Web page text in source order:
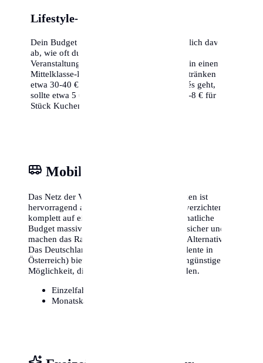
Lifestyle-Optionen
Dein Budget in Saarbrücken hängt maßgeblich davon
ab, wie oft du auswärts isst oder kulturelle
Veranstaltungen besuchst. Ein Abendessen in einem
Mittelklasse-Restaurant kostet inklusive Getränken
etwa 30-40 € pro Person. Wer gerne in Cafés geht,
sollte etwa 5 € für einen Cappuccino und 6-8 € für ein
Stück Kuchen einplanen.
Mobilität & ÖPNV
Das Netz der Verkehrsbetriebe in Saarbrücken ist
hervorragend ausgebaut. Viele Einwohner verzichten
komplett auf ein eigenes Auto, was das monatliche
Budget massiv entlastet. Fahrradwege sind sicher und
machen das Radfahren zu einer attraktiven Alternative.
Das Deutschlandticket (oder lokale Äquivalente in
Österreich) bietet zudem eine extrem kostengünstige
Möglichkeit, die gesamte Region zu erkunden.
Einzelfahrschein:
Monatskarte / Abo: